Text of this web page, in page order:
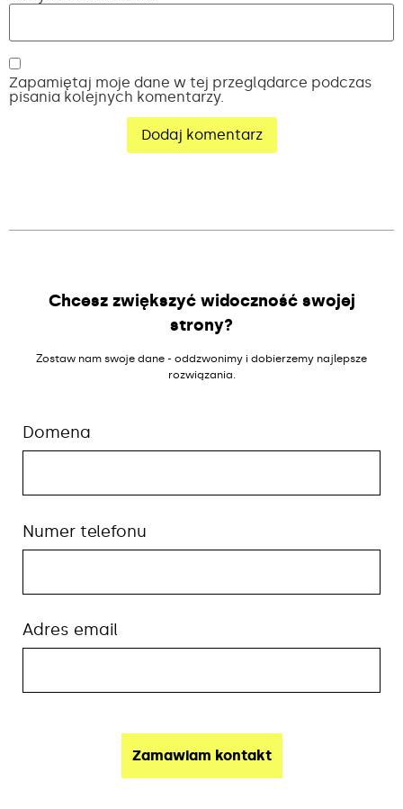
Zapamiętaj moje dane w tej przeglądarce podczas
pisania kolejnych komentarzy.
Chcesz zwiększyć widoczność swojej
strony?
Zostaw nam swoje dane - oddzwonimy i dobierzemy najlepsze
rozwiązania.
Domena
Numer telefonu
Adres email